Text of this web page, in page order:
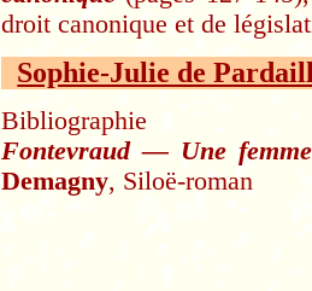
droit canonique et de
Sophie-Julie de
Bibliographie
Fontevraud — Une
Demagny, Siloë-roman